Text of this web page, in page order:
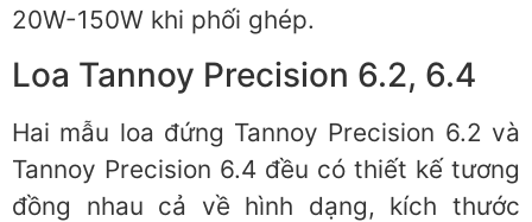
20W-150W khi phối ghép.
Loa Tannoy Precision 6.2, 6.4
Hai mẫu loa đứng Tannoy Precision 6.2 và
Tannoy Precision 6.4 đều có thiết kế tương
đồng nhau cả về hình dạng, kích thước